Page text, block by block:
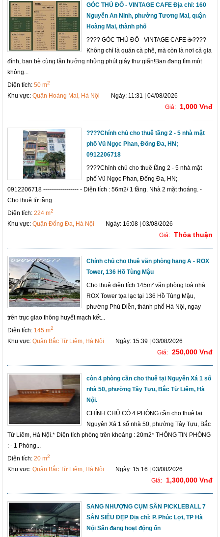
GÓC THỦ ĐÔ - VINTAGE CAFE Địa chỉ: 160
Nguyễn An Ninh, phường Tương Mai, quận
Hoàng Mai, thành phố
???? GÓC THỦ ĐÔ - VINTAGE CAFE ☕????
Không chỉ là quán cà phê, mà còn là nơi cả gia
đình, bạn bè cùng tận hưởng những phút giây thư giãn!Bạn đang tìm một
không...
Diện tích:50 m2
Khu vực:Quận Hoàng Mai, Hà Nội
Ngày: 11:31 | 04/08/2026
Giá:
1,000 Vnđ
????Chính chủ cho thuê tầng 2 - 5 nhà mặt
phố Vũ Ngọc Phan, Đống Đa, HN;
0912206718
????Chính chủ cho thuê tầng 2 - 5 nhà mặt
phố Vũ Ngọc Phan, Đống Đa, HN;
0912206718 ------------------ - Diện tích : 56m2/ 1 tầng. Nhà 2 mặt thoáng. -
Cho thuê từ tầng...
Diện tích:224 m2
Khu vực:Quận Đống Đa, Hà Nội
Ngày: 16:08 | 03/08/2026
Giá: Thỏa thuận
Chính chủ cho thuê văn phòng hạng A - ROX
Tower, 136 Hồ Tùng Mậu
Cho thuê diện tích 145m² văn phòng toà nhà
ROX Tower tọa lạc tại 136 Hồ Tùng Mậu,
phường Phú Diễn, thành phố Hà Nội, ngay
trên trục giao thông huyết mạch kết...
Diện tích: 145 m2
Khu vực:Quận Bắc Từ Liêm, Hà Nội
Ngày: 15:39 | 03/08/2026
Giá: 250,000 Vnđ
còn 4 phòng cần cho thuê tại Nguyên Xá 1 số
nhà 50, phường Tây Tựu, Bắc Từ Liêm, Hà
Nội.
CHÍNH CHỦ CÓ 4 PHÒNG cần cho thuê tại
Nguyên Xá 1 số nhà 50, phường Tây Tựu, Bắc
Từ Liêm, Hà Nội.* Diện tích phòng trên khoảng : 20m2* THÔNG TIN PHÒNG
: - 1 Phòng...
Diện tích:20 m2
Khu vực:Quận Bắc Từ Liêm, Hà Nội
Ngày: 15:16 | 03/08/2026
Giá:
1,300,000 Vnđ
SANG NHƯỢNG CỤM SÂN PICKLEBALL 7
SÂN SIÊU ĐẸP Địa chỉ: P. Phúc Lợi, TP Hà
Nội Sân đang hoạt động ổn